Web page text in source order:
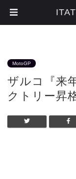
MotoGP
ザルコ『来
クトリー昇